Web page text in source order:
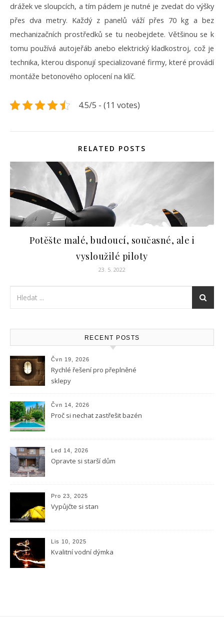
drážek ve sloupcích, a tím pádem je nutné je zvedat do výšky
přes dva metry. Každý z panelů váží přes 70 kg a bez
mechanizačních prostředků se tu neobejdete. Většinou se k
tomu používá autojeřáb anebo elektrický kladkostroj, což je
technika, kterou disponují specializované firmy, které provádí
montáže betonového oplocení na klíč.
4.5/5 - (11 votes)
RELATED POSTS
Potěšte malé, budoucí, současné, ale i
vysloužilé piloty
23. 5. 2022
RECENT POSTS
Čvn 19, 2026
Rychlé řešení pro přeplněné
sklepy
Čvn 14, 2026
Proč si nechat zastřešit bazén
Led 14, 2026
Opravte si starší dům
Pro 23, 2025
Vypůjčte si stan
Lis 10, 2025
Kvalitní vodní dýmka